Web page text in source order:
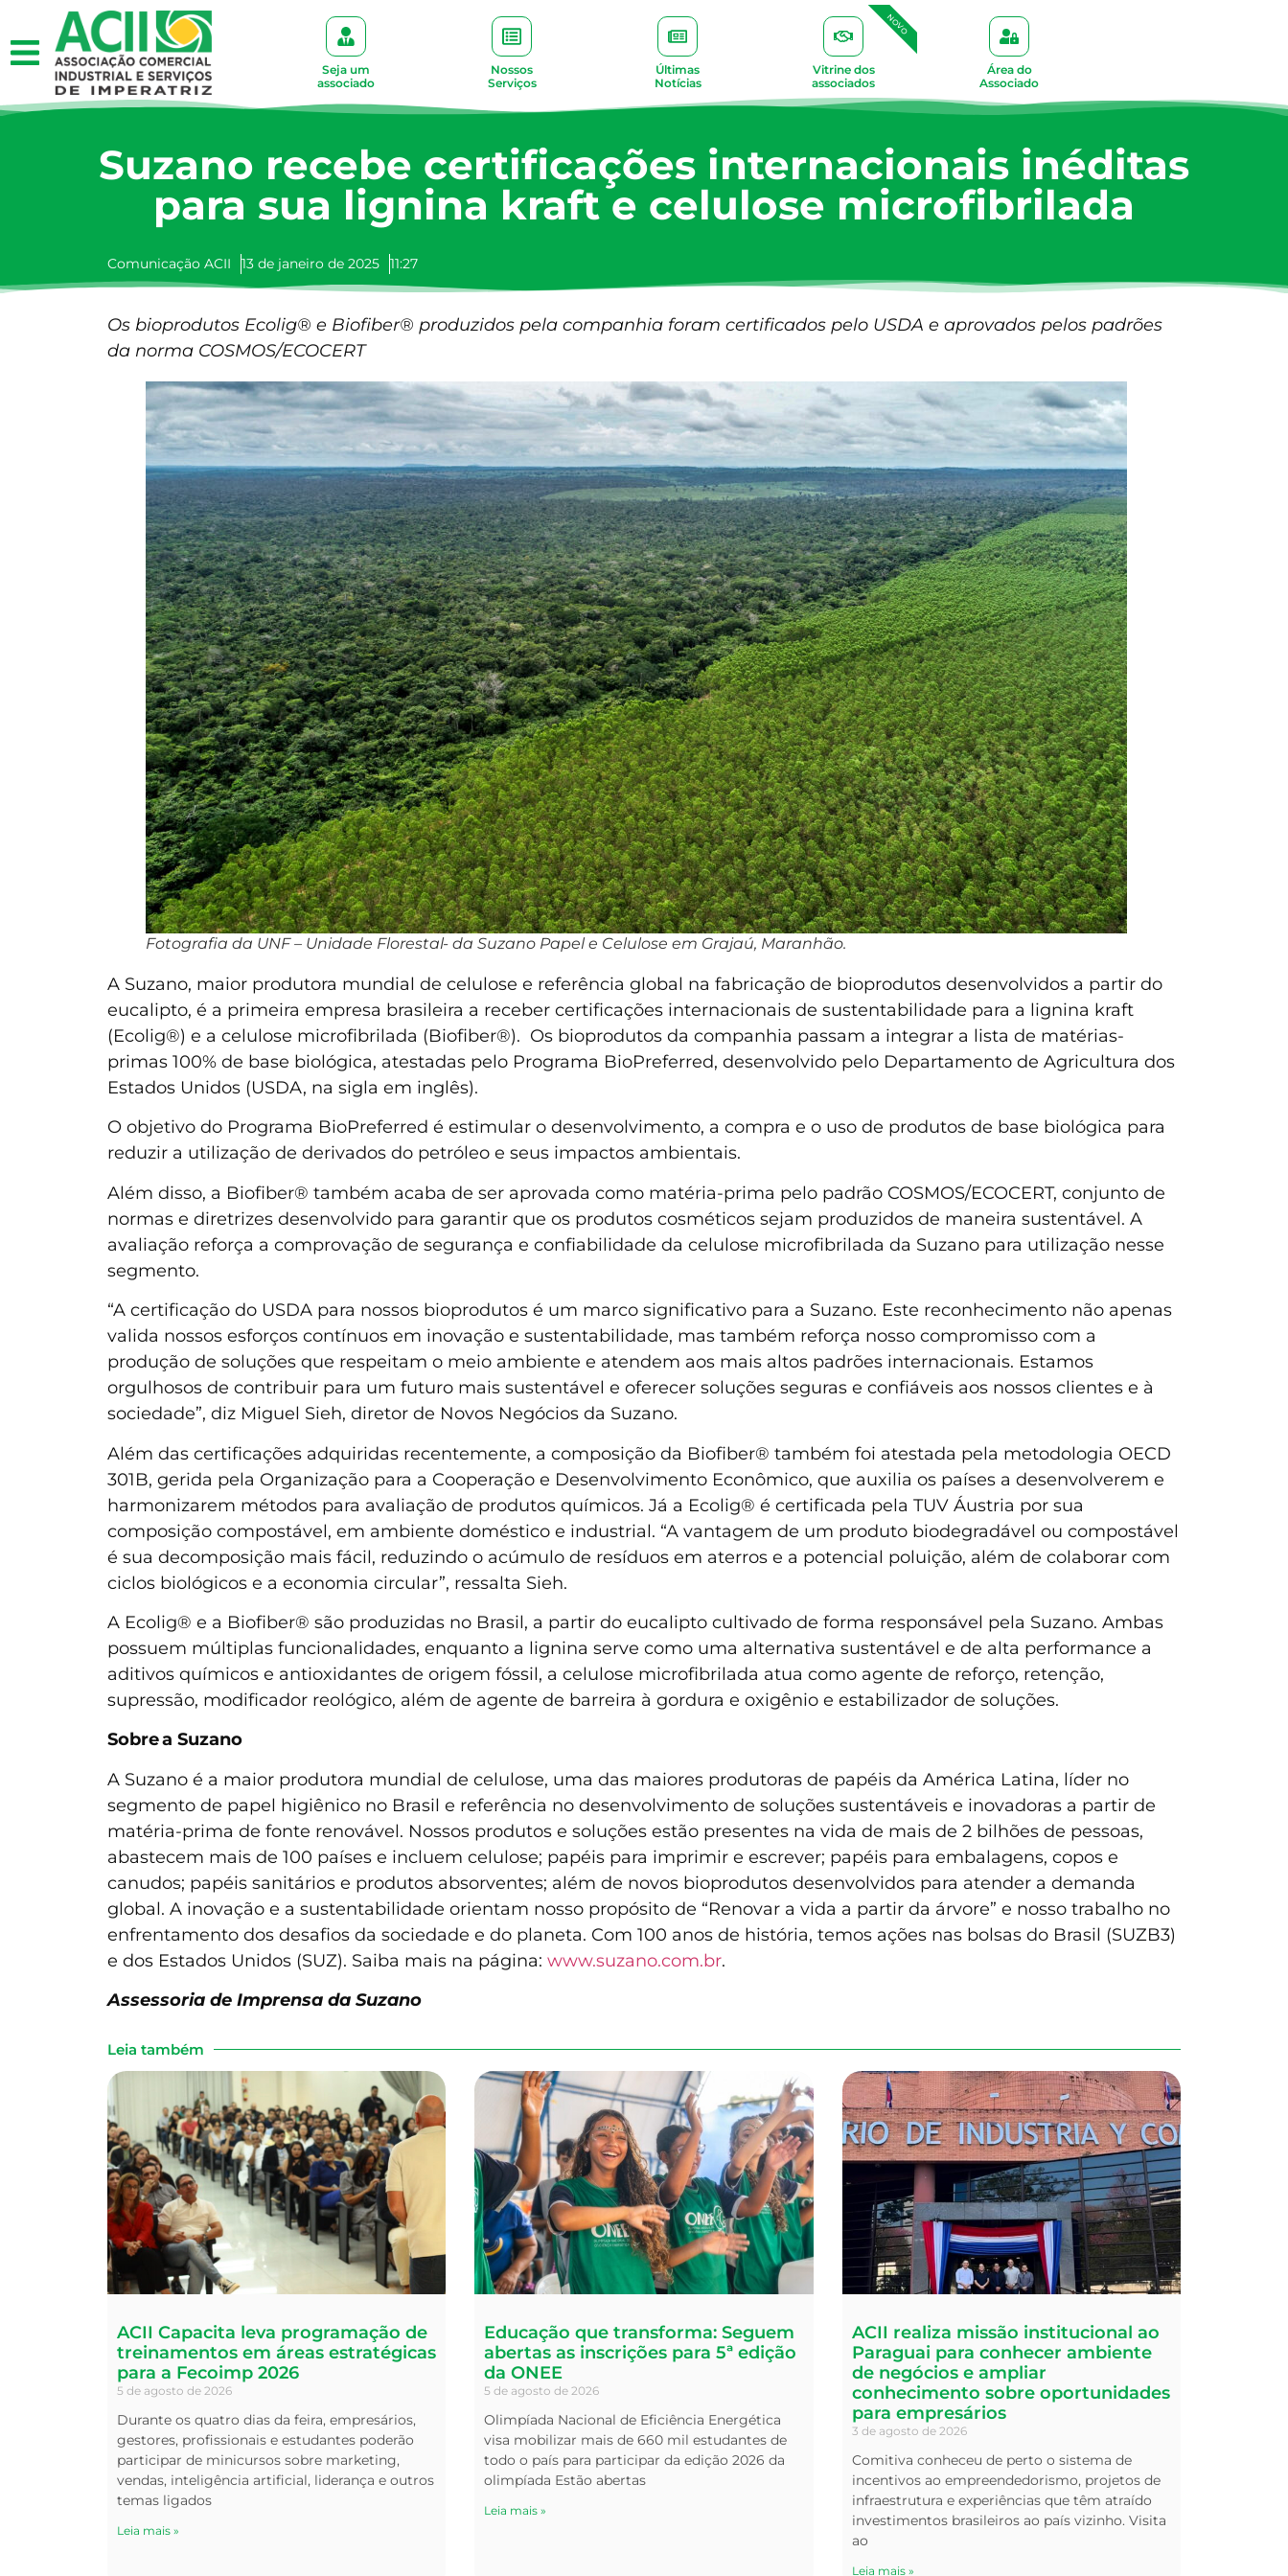
Seja um
associado
Nossos
Serviços
Últimas
Notícias
Vitrine dos
associados
NOVO
Área do
Associado
Suzano recebe certificações internacionais inéditas
para sua lignina kraft e celulose microfibrilada
Comunicação ACII 13 de janeiro de 2025 11:27
Os bioprodutos Ecolig® e Biofiber® produzidos pela companhia foram certificados pelo USDA e aprovados pelos padrões
da norma COSMOS/ECOCERT
Fotografia da UNF – Unidade Florestal- da Suzano Papel e Celulose em Grajaú, Maranhão.
A Suzano, maior produtora mundial de celulose e referência global na fabricação de bioprodutos desenvolvidos a partir do
eucalipto, é a primeira empresa brasileira a receber certificações internacionais de sustentabilidade para a lignina kraft
(Ecolig®) e a celulose microfibrilada (Biofiber®). Os bioprodutos da companhia passam a integrar a lista de matérias-
primas 100% de base biológica, atestadas pelo Programa BioPreferred, desenvolvido pelo Departamento de Agricultura dos
Estados Unidos (USDA, na sigla em inglês).
O objetivo do Programa BioPreferred é estimular o desenvolvimento, a compra e o uso de produtos de base biológica para
reduzir a utilização de derivados do petróleo e seus impactos ambientais.
Além disso, a Biofiber® também acaba de ser aprovada como matéria-prima pelo padrão COSMOS/ECOCERT, conjunto de
normas e diretrizes desenvolvido para garantir que os produtos cosméticos sejam produzidos de maneira sustentável. A
avaliação reforça a comprovação de segurança e confiabilidade da celulose microfibrilada da Suzano para utilização nesse
segmento.
“A certificação do USDA para nossos bioprodutos é um marco significativo para a Suzano. Este reconhecimento não apenas
valida nossos esforços contínuos em inovação e sustentabilidade, mas também reforça nosso compromisso com a
produção de soluções que respeitam o meio ambiente e atendem aos mais altos padrões internacionais. Estamos
orgulhosos de contribuir para um futuro mais sustentável e oferecer soluções seguras e confiáveis aos nossos clientes e à
sociedade”, diz Miguel Sieh, diretor de Novos Negócios da Suzano.
Além das certificações adquiridas recentemente, a composição da Biofiber® também foi atestada pela metodologia OECD
301B, gerida pela Organização para a Cooperação e Desenvolvimento Econômico, que auxilia os países a desenvolverem e
harmonizarem métodos para avaliação de produtos químicos. Já a Ecolig® é certificada pela TUV Áustria por sua
composição compostável, em ambiente doméstico e industrial. “A vantagem de um produto biodegradável ou compostável
é sua decomposição mais fácil, reduzindo o acúmulo de resíduos em aterros e a potencial poluição, além de colaborar com
ciclos biológicos e a economia circular”, ressalta Sieh.
A Ecolig® e a Biofiber® são produzidas no Brasil, a partir do eucalipto cultivado de forma responsável pela Suzano. Ambas
possuem múltiplas funcionalidades, enquanto a lignina serve como uma alternativa sustentável e de alta performance a
aditivos químicos e antioxidantes de origem fóssil, a celulose microfibrilada atua como agente de reforço, retenção,
supressão, modificador reológico, além de agente de barreira à gordura e oxigênio e estabilizador de soluções.
Sobre a Suzano
A Suzano é a maior produtora mundial de celulose, uma das maiores produtoras de papéis da América Latina, líder no
segmento de papel higiênico no Brasil e referência no desenvolvimento de soluções sustentáveis e inovadoras a partir de
matéria-prima de fonte renovável. Nossos produtos e soluções estão presentes na vida de mais de 2 bilhões de pessoas,
abastecem mais de 100 países e incluem celulose; papéis para imprimir e escrever; papéis para embalagens, copos e
canudos; papéis sanitários e produtos absorventes; além de novos bioprodutos desenvolvidos para atender a demanda
global. A inovação e a sustentabilidade orientam nosso propósito de “Renovar a vida a partir da árvore” e nosso trabalho no
enfrentamento dos desafios da sociedade e do planeta. Com 100 anos de história, temos ações nas bolsas do Brasil (SUZB3)
e dos Estados Unidos (SUZ). Saiba mais na página: www.suzano.com.br.
Assessoria de Imprensa da Suzano
Leia também
ACII Capacita leva programação de
treinamentos em áreas estratégicas
para a Fecoimp 2026
5 de agosto de 2026
Durante os quatro dias da feira, empresários,
gestores, profissionais e estudantes poderão
participar de minicursos sobre marketing,
vendas, inteligência artificial, liderança e outros
temas ligados
Leia mais »
Educação que transforma: Seguem
abertas as inscrições para 5ª edição
da ONEE
5 de agosto de 2026
Olimpíada Nacional de Eficiência Energética
visa mobilizar mais de 660 mil estudantes de
todo o país para participar da edição 2026 da
olimpíada Estão abertas
Leia mais »
ACII realiza missão institucional ao
Paraguai para conhecer ambiente
de negócios e ampliar
conhecimento sobre oportunidades
para empresários
3 de agosto de 2026
Comitiva conheceu de perto o sistema de
incentivos ao empreendedorismo, projetos de
infraestrutura e experiências que têm atraído
investimentos brasileiros ao país vizinho. Visita
ao
Leia mais »